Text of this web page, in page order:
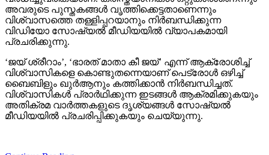
അവരുടെ പുസ്തകങ്ങള്‍ വൃത്തിക്കെട്ടതാണെന്നും
വിശ്വാസത്തെ തള്ളിപ്പറയാനും നിര്‍ബന്ധിക്കുന്ന
വിഡിയോ സോഷ്യല്‍ മീഡിയയില്‍ വ്യാപകമായി
പ്രചരിക്കുന്നു.
‘ജയ് ശ്രീറാം’, ‘ഭാരത് മാതാ കീ ജയ്’ എന്ന് ആക്രോശിച്ച്
വിശ്വാസികളെ കൊണ്ടുതന്നെയാണ് പെട്രോള്‍ ഒഴിച്ച്
ബൈബിളും ഖുര്‍ആനും കത്തിക്കാന്‍ നിര്‍ബന്ധിച്ചത്.
വിശ്വാസികള്‍ പ്രാര്‍ഥിക്കുന്ന ഇടങ്ങള്‍ ആക്രമിക്കുകയും
അതിക്രമ വാര്‍ത്തകളുടെ ദൃശ്യങ്ങള്‍ സോഷ്യല്‍
മീഡിയയില്‍ പ്രചരിപ്പിക്കുകയും ചെയ്യുന്നു.